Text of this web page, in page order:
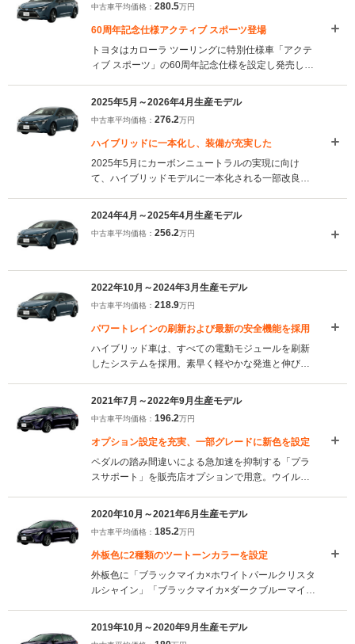
中古車平均価格： 280.5万円
60周年記念仕様アクティブ スポーツ登場
トヨタはカローラ ツーリングに特別仕様車「アクテ
ィブ スポーツ」の60周年記念仕様を設定し発売し
念ロゴや専用加飾を施した内外装を採用し、シリー
ズの歴史を象徴する仕様とした。専用チューニング
サスペンションや17インチアルミホイールにより走
行性能も高められている。また、標準車も一部改良
が図られた。（2026.5）
2025年5月～2026年4月生産モデル
中古車平均価格： 276.2万円
ハイブリッドに一本化し、装備が充実した
2025年5月にカーボンニュートラルの実現に向け
て、ハイブリッドモデルに一本化される一部改良を
備が標準設定となり、商品力も向上している。WxB
グレードに、ドライブレコーダーやバックガイドモ
ニター、ブラインドスポットモニター、パーキング
ーディオplusが標準装備となり、Gグレードにブラ
インドスポットモニター、パーキングサポートブレ
ーキ、16インチアルミホイールやLEDフォグランプ
アクセサリーコンセント選択時には給電アタッチメ
ントが標準装備された。（2025.5）
2024年4月～2025年4月生産モデル
中古車平均価格： 256.2万円
2022年10月～2024年3月生産モデル
中古車平均価格： 218.9万円
パワートレインの刷新および最新の安全機能を採用
ハイブリッド車は、すべての電動モジュールを刷新
したシステムを採用。素早く軽やかな発進と伸びや
性能と走りの楽しさを追求した1.5Lガソリンエンジ
ンを採用。また、機能が拡大された「トヨタセーフ
ティセンス」が用いられ、コネクティッドナビ対応
の8インチおよび10.5インチのディスプレイオーディ
（2022.10）
2021年7月～2022年9月生産モデル
中古車平均価格： 196.2万円
オプション設定を充実、一部グレードに新色を設定
ペダルの踏み間違いによる急加速を抑制する「プラ
スサポート」を販売店オプションで用意。ウイルス
エアコンに設置（W×Bグレード、Sグレードにオプ
ション設定）するなど、オプションの充実化が図ら
れている。また、W×Bグレードに「センシュアルレ
ッドマイカ」が追加設定された。（2021.7）
2020年10月～2021年6月生産モデル
中古車平均価格： 185.2万円
外板色に2種類のツートーンカラーを設定
外板色に「ブラックマイカ×ホワイトパールクリスタ
ルシャイン」「ブラックマイカ×ダークブルーマイカ
定された。また、「S」に切削光輝＋ミディアムグ
レーの17インチアルミが設定されている。
2019年10月～2020年9月生産モデル